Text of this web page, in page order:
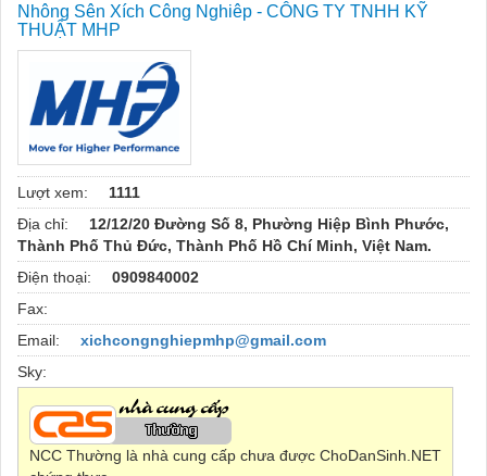
Nhông Sên Xích Công Nghiêp - CÔNG TY TNHH KỸ
THUẬT MHP
Lượt xem:
1111
Địa chỉ:
12/12/20 Đường Số 8, Phường Hiệp Bình Phước,
Thành Phố Thủ Đức, Thành Phố Hồ Chí Minh, Việt Nam.
Điện thoại:
0909840002
Fax:
Email:
xichcongnghiepmhp@gmail.com
Sky:
NCC Thường là nhà cung cấp chưa được ChoDanSinh.NET